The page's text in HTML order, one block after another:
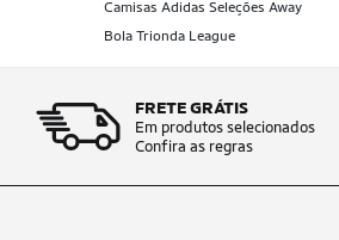
Camisas Adidas Seleções Away
Bola Trionda League
FRETE GRÁTIS
Em produtos selecionados
Confira as regras